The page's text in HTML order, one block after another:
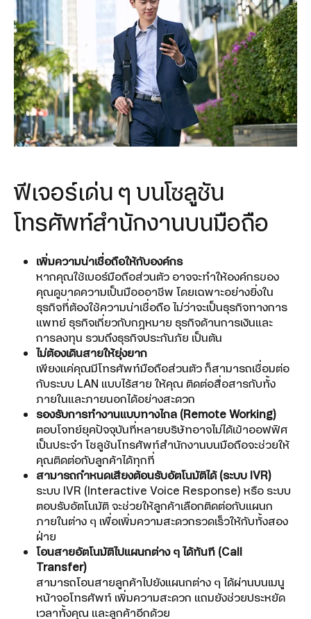
ฟีเจอร์เด่น ๆ บนโซลูชัน
โทรศัพท์สำนักงานบนมือถือ
เพิ่มความน่าเชื่อถือให้กับองค์กร
หากคุณใช้เบอร์มือถือส่วนตัว อาจจะทำให้องค์กรของ
คุณดูขาดความเป็นมือออาชีพ โดยเฉพาะอย่างยิ่งใน
ธุรกิจที่ต้องใช้ความน่าเชื่อถือ ไม่ว่าจะเป็นธุรกิจทางการ
แพทย์ ธุรกิจเกี่ยวกับกฎหมาย ธุรกิจด้านการเงินและ
การลงทุน รวมถึงธุรกิจประกันภัย เป็นต้น
ไม่ต้องเดินสายให้ยุ่งยาก
เพียงแค่คุณมีโทรศัพท์มือถือส่วนตัว ก็สามารถเชื่อมต่อ
กับระบบ LAN แบบไร้สาย ให้คุณ ติดต่อสื่อสารกับทั้ง
ภายในและภายนอกได้อย่างสะดวก
รองรับการทำงานแบบทางไกล (Remote Working)
ตอบโจทย์ยุคปัจจุบันที่หลายบริษัทอาจไม่ได้เข้าออฟฟิศ
เป็นประจำ โซลูชันโทรศัพท์สำนักงานบนมือถือจะช่วยให้
คุณติดต่อกับลูกค้าได้ทุกที่
สามารถกำหนดเสียงต้อนรับอัตโนมัติได้ (ระบบ IVR)
ระบบ IVR (Interactive Voice Response) หรือ ระบบ
ตอบรับอัตโนมัติ จะช่วยให้ลูกค้าเลือกติดต่อกับแผนก
ภายในต่าง ๆ เพื่อเพิ่มความสะดวกรวดเร็วให้กับทั้งสอง
ฝ่าย
โอนสายอัตโนมัติไปแผนกต่าง ๆ ได้ทันที (Call
Transfer)
สามารถโอนสายลูกค้าไปยังแผนกต่าง ๆ ได้ผ่านบนเมนู
หน้าจอโทรศัพท์ เพิ่มความสะดวก แถมยังช่วยประหยัด
เวลาทั้งคุณ และลูกค้าอีกด้วย